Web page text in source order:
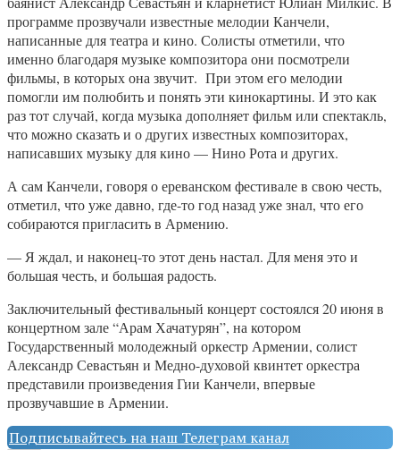
программе прозвучали известные мелодии Канчели,
написанные для театра и кино. Солисты отметили, что
именно благодаря музыке композитора они посмотрели
фильмы, в которых она звучит. При этом его мелодии
помогли им полюбить и понять эти кинокартины. И это как
раз тот случай, когда музыка дополняет фильм или спектакль,
что можно сказать и о других известных композиторах,
написавших музыку для кино — Нино Рота и других.
А сам Канчели, говоря о ереванском фестивале в свою честь,
отметил, что уже давно, где-то год назад уже знал, что его
собираются пригласить в Армению.
— Я ждал, и наконец-то этот день настал. Для меня это и
большая честь, и большая радость.
Заключительный фестивальный концерт состоялся 20 июня в
концертном зале “Арам Хачатурян”, на котором
Государственный молодежный оркестр Армении, солист
Александр Севастьян и Медно-духовой квинтет оркестра
представили произведения Гии Канчели, впервые
прозвучавшие в Армении.
Подписывайтесь на наш Телеграм канал